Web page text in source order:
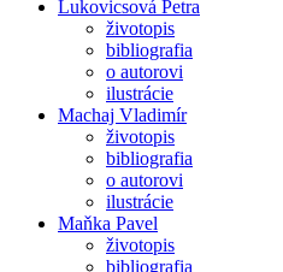
Lukovicsová Petra
životopis
bibliografia
o autorovi
ilustrácie
Machaj Vladimír
životopis
bibliografia
o autorovi
ilustrácie
Maňka Pavel
životopis
bibliografia